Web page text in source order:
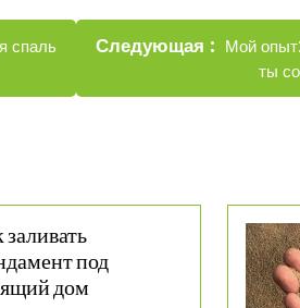
спаль
Следующая
Новые
записи
Мой
ты
заливать
под
дом